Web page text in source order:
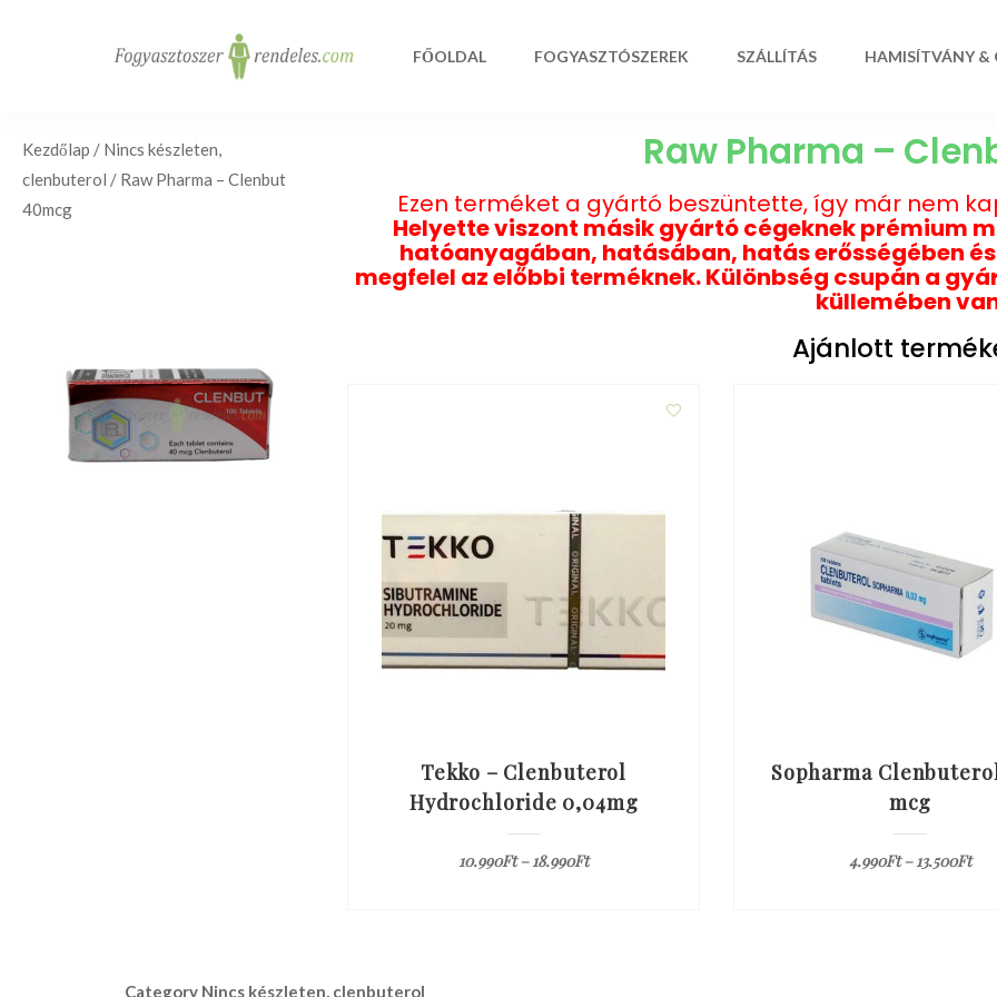
FŐOLDAL FOGYASZTÓSZEREK SZÁLLÍTÁS HAMISÍTVÁNY &
Kezdőlap / Nincs készleten,
clenbuterol / Raw Pharma – Clenbut
40mcg
Raw Pharma –
Ezen terméket a gyártó beszüntette, így már nem
Helyette viszont másik gyártó cégeknek prémium
hatóanyagában, hatásában, hatás erősségében
megfelel az előbbi terméknek. Különbség csupán a
küllemében
Ajánlott
Tekko – Clenbuterol
Hydrochloride 0,04mg
10.990Ft–18.990Ft
Sopharma
mcg
4.990Ft–13.500Ft
Category Nincs készleten, clenbuterol